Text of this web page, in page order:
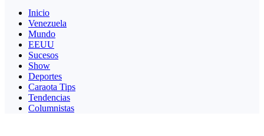
Inicio
Venezuela
Mundo
EEUU
Sucesos
Show
Deportes
Caraota Tips
Tendencias
Columnistas